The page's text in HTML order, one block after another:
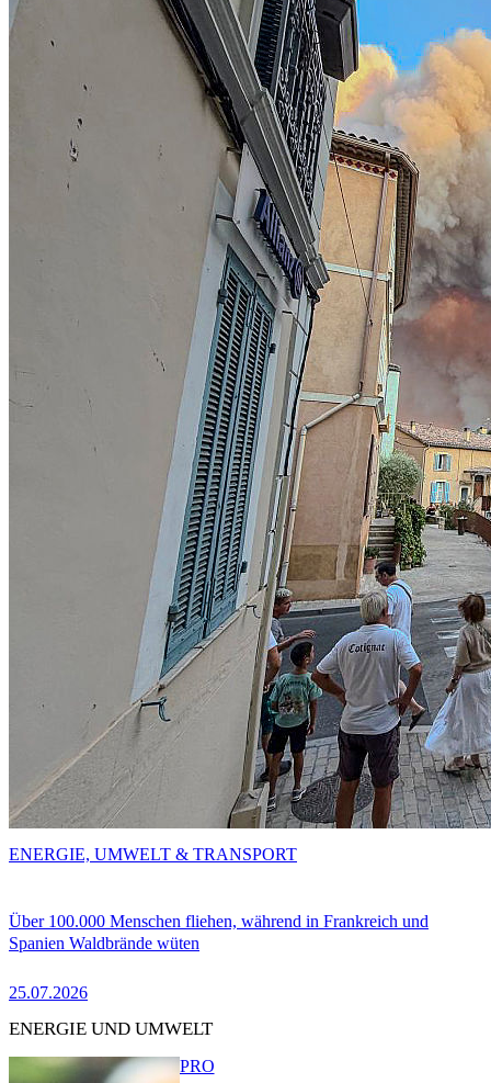
Über 100.000 Menschen fliehen, während in Frankreich und
Spanien Waldbrände wüten
25.07.2026
ENERGIE, UMWELT & TRANSPORT
ENERGIE UND UMWELT
PRO